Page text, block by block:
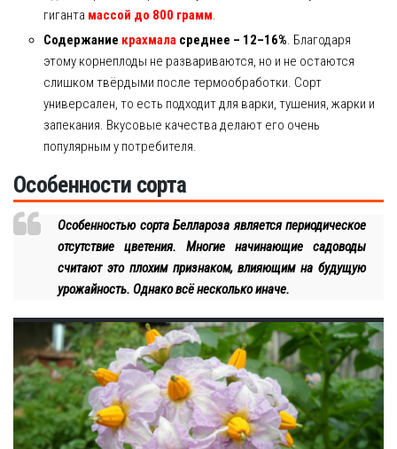
гиганта массой до 800 грамм.
Содержание крахмаласреднее – 12–16%. Благодаря
этому корнеплоды не развариваются, но и не остаются
слишком твёрдыми после термообработки. Сорт
универсален, то есть подходит для варки, тушения, жарки и
запекания. Вкусовые качества делают его очень
популярным у потребителя.
Особенности сорта
Особенностью сорта Беллароза является периодическое
отсутствие цветения. Многие начинающие садоводы
считают это плохим признаком, влияющим на будущую
урожайность. Однако всё несколько иначе.